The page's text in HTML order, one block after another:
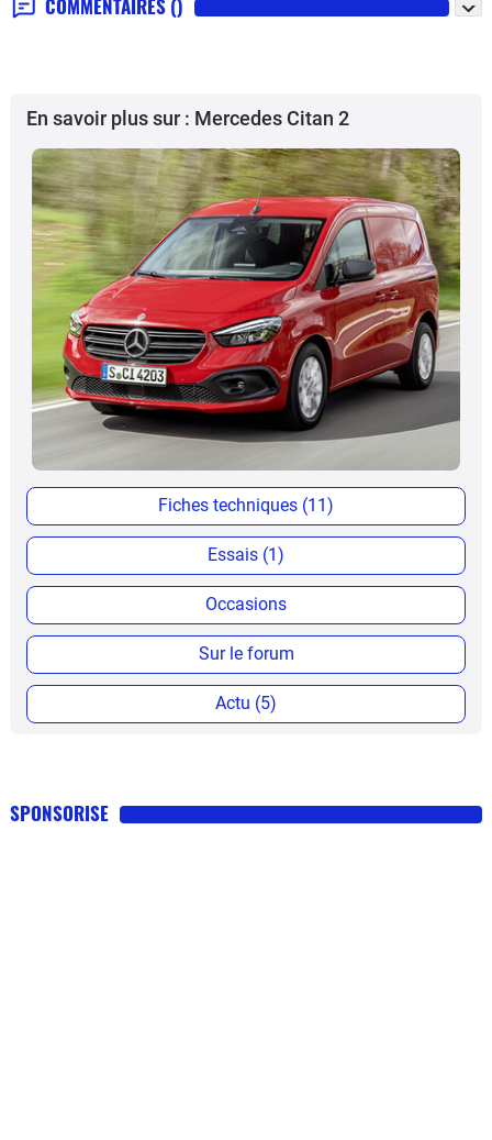
COMMENTAIRES ()
En savoir plus sur : Mercedes Citan 2
Fiches techniques (11)
Essais (1)
Occasions
Sur le forum
Actu (5)
SPONSORISE